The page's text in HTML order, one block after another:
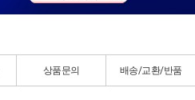
상품문의 배송/교환/반품